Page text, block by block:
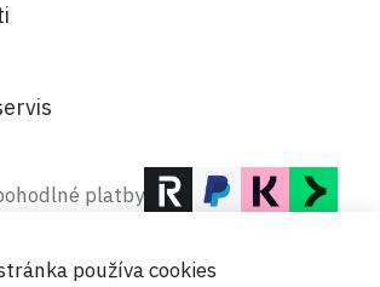
platby
používa cookies